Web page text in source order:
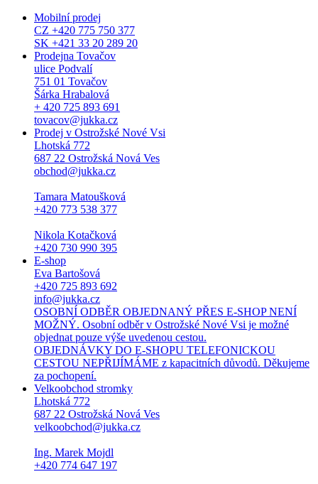
Mobilní prodej
CZ +420 775 750 377
SK +421 33 20 289 20
Prodejna Tovačov
ulice Podvalí
751 01 Tovačov
Šárka Hrabalová
+ 420 725 893 691
tovacov@jukka.cz
Prodej v Ostrožské Nové Vsi
Lhotská 772
687 22 Ostrožská Nová Ves
obchod@jukka.cz
Tamara Matoušková
+420 773 538 377
Nikola Kotačková
+420 730 990 395
E-shop
Eva Bartošová
+420 725 893 692
info@jukka.cz
OSOBNÍ ODBĚR OBJEDNANÝ PŘES E-SHOP NENÍ
MOŽNÝ. Osobní odběr v Ostrožské Nové Vsi je možné
objednat pouze výše uvedenou cestou.
OBJEDNÁVKY DO E-SHOPU TELEFONICKOU
CESTOU NEPŘIJÍMÁME z kapacitních důvodů. Děkujeme
za pochopení.
Velkoobchod stromky
Lhotská 772
687 22 Ostrožská Nová Ves
velkoobchod@jukka.cz
Ing. Marek Mojdl
+420 774 647 197